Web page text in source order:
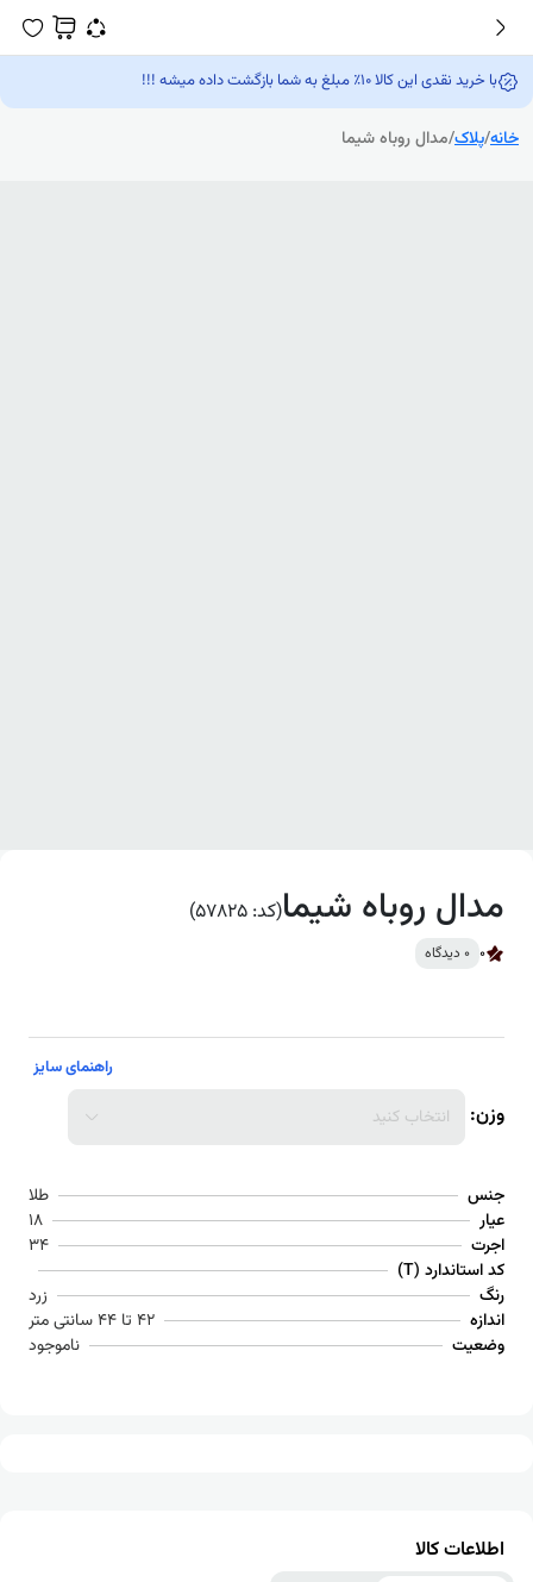
با خرید نقدی این کالا 10٪ مبلغ به شما بازگشت داده میشه !!!
خانه/پلاک/مدال روباه شیما
مدال روباه شیما(کد: 57825)
0 0 دیدگاه
راهنمای سایز
وزن: انتخاب کنید
جنس
طلا
عیار
18
اجرت
34
کد استاندارد (T)
رنگ
زرد
اندازه
42 تا 44 سانتی متر
وضعیت
ناموجود
اطلاعات کالا